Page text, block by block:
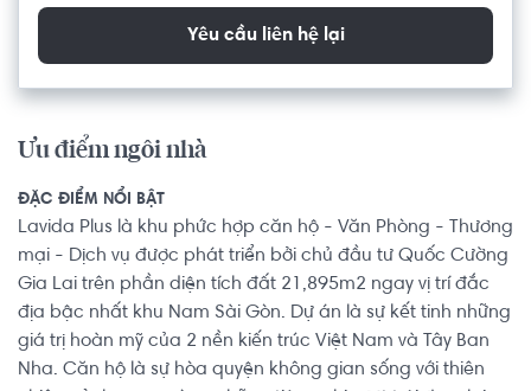
Yêu cầu liên hệ lại
Ưu điểm ngôi nhà
ĐẶC ĐIỂM NỔI BẬT
Lavida Plus là khu phức hợp căn hộ - Văn Phòng - Thương
mại - Dịch vụ được phát triển bởi chủ đầu tư Quốc Cường
Gia Lai trên phần diện tích đất 21,895m2 ngay vị trí đắc
địa bậc nhất khu Nam Sài Gòn. Dự án là sự kết tinh những
giá trị hoàn mỹ của 2 nền kiến trúc Việt Nam và Tây Ban
Nha. Căn hộ là sự hòa quyện không gian sống với thiên